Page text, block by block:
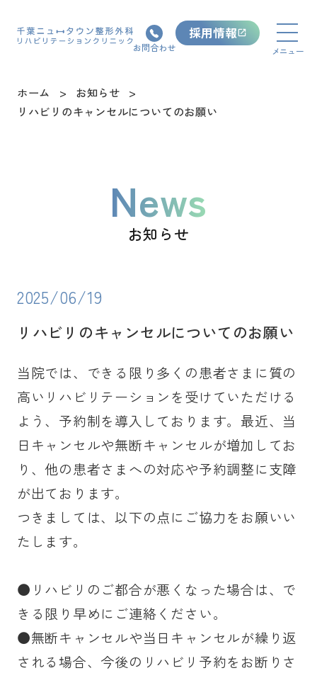
お問合わせ
採用情報
ホーム
お知らせ
リハビリのキャンセルについてのお願い
News
お知らせ
2025/06/19
リハビリのキャンセルについてのお願い
当院では、できる限り多くの患者さまに質の
高いリハビリテーションを受けていただける
よう、予約制を導入しております。最近、当
日キャンセルや無断キャンセルが増加してお
り、他の患者さまへの対応や予約調整に支障
が出ております。
つきましては、以下の点にご協力をお願いい
たします。
●リハビリのご都合が悪くなった場合は、で
きる限り早めにご連絡ください。
●無断キャンセルや当日キャンセルが繰り返
される場合、今後のリハビリ予約をお断りさ